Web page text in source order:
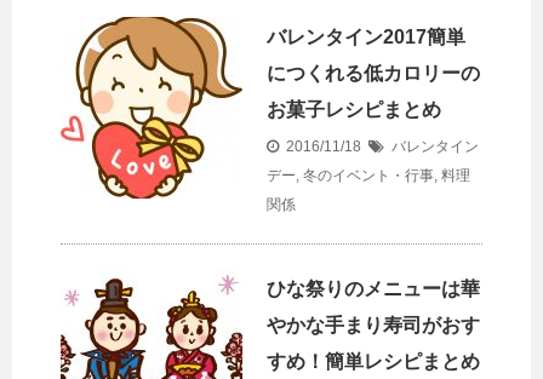
バレンタイン2017簡単
につくれる低カロリーの
お菓子レシピまとめ
2016/11/18
バレンタイン
デー 冬のイベント・行事 料理
関係
ひな祭りのメニューは華
やかな手まり寿司がおす
すめ！簡単レシピまとめ